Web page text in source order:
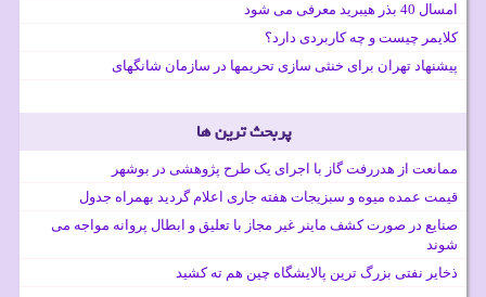
امسال 40 بذر هیبرید معرفی می شود
کلایمر چیست و چه کاربردی دارد؟
پیشنهاد تهران برای خنثی سازی تحریمها در سازمان شانگهای
پربحث ترین ها
ممانعت از هدررفت گاز با اجرای یک طرح پژوهشی در بوشهر
قیمت عمده میوه و سبزیجات هفته جاری اعلام گردید بهمراه جدول
صنایع در صورت کشف ماینر غیر مجاز با تعلیق و ابطال پروانه مواجه می
شوند
ذخایر نفتی بزرگ ترین پالایشگاه چین هم ته کشید